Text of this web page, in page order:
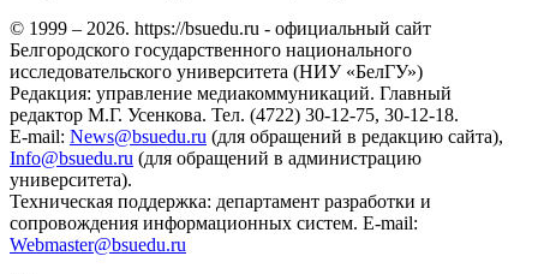
© 1999 – 2026. https://bsuedu.ru - официальный сайт
Белгородского государственного национального
исследовательского университета (НИУ «БелГУ»)
Редакция: управление медиакоммуникаций. Главный
редактор М.Г. Усенкова. Тел. (4722) 30-12-75, 30-12-18.
E-mail: News@bsuedu.ru (для обращений в редакцию сайта),
Info@bsuedu.ru (для обращений в администрацию
университета).
Техническая поддержка: департамент разработки и
сопровождения информационных систем. E-mail:
Webmaster@bsuedu.ru